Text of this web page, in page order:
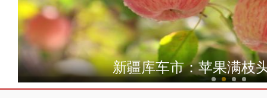
《上海古丽》男主米热：上
新疆库车市：苹果满枝